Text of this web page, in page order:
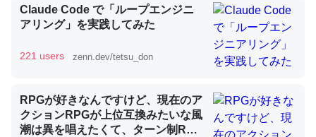
コオロギのカルシウム分はエビの600分の1程度。
─ニュース :: 【研究発表】昆虫学の大問題＝「昆虫はなぜ海にいな
いのか」に関する新仮説
Claude Code で「ループエンジニ
アリング」を実践してみた
221 users zenn.dev/tetsu_don
RPGが好きなんですけど、現在のア
クションRPGが上位互換みたいな風
潮は異を唱えたくて、ターン制RPG